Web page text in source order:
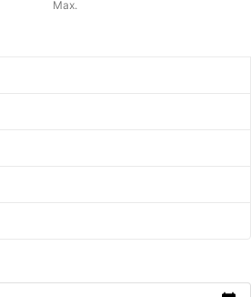
Max.